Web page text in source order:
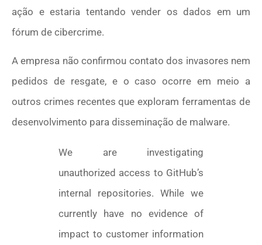
ação e estaria tentando vender os dados em um
fórum de cibercrime.
A empresa não confirmou contato dos invasores nem
pedidos de resgate, e o caso ocorre em meio a
outros crimes recentes que exploram ferramentas de
desenvolvimento para disseminação de malware.
We are investigating
unauthorized access to GitHub’s
internal repositories. While we
currently have no evidence of
impact to customer information